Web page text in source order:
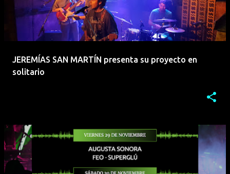
JEREMÍAS SAN MARTÍN presenta su proyecto en
solitario